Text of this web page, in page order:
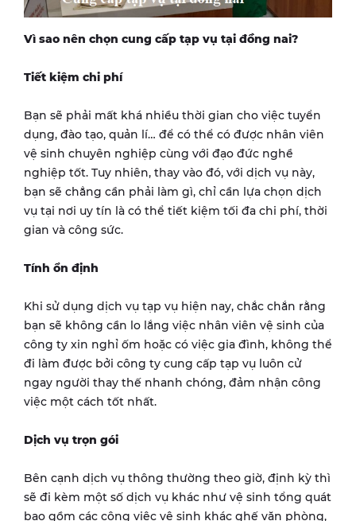
Vì sao nên chọn cung cấp tạp vụ tại đồng nai?
Tiết kiệm chi phí
Bạn sẽ phải mất khá nhiều thời gian cho việc tuyển
dụng, đào tạo, quản lí… để có thể có được nhân viên
vệ sinh chuyên nghiệp cùng với đạo đức nghề
nghiệp tốt. Tuy nhiên, thay vào đó, với dịch vụ này,
bạn sẽ chẳng cần phải làm gì, chỉ cần lựa chọn dịch
vụ tại nơi uy tín là có thể tiết kiệm tối đa chi phí, thời
gian và công sức.
Tính ổn định
Khi sử dụng dịch vụ tạp vụ hiện nay, chắc chắn rằng
bạn sẽ không cần lo lắng việc nhân viên vệ sinh của
công ty xin nghỉ ốm hoặc có việc gia đình, không thể
đi làm được bởi công ty cung cấp tạp vụ luôn cử
ngay người thay thế nhanh chóng, đảm nhận công
việc một cách tốt nhất.
Dịch vụ trọn gói
Bên cạnh dịch vụ thông thường theo giờ, định kỳ thì
sẽ đi kèm một số dịch vụ khác như vệ sinh tổng quát
bao gồm các công việc vệ sinh khác ghế văn phòng,